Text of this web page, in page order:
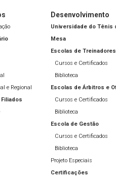
e Regional
Desenvolvimento
Universidade do Tênis
Mesa
Escolas de Treinadores
Cursos e Certificados
Biblioteca
Escolas de Árbitros e
Cursos e Certificados
Biblioteca
Escola de Gestão
Cursos e Certificados
Biblioteca
Projeto Especiais
Certificações